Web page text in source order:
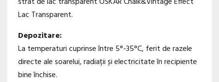
Lac Transparent.
Depozitare:
La temperaturi cuprinse între 5°-35°C, ferit de razele
directe ale soarelui, radiații și electricitate în recipiente
bine închise.